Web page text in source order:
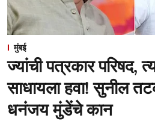
मुंबई
ज्यांची पत्रकार परिषद,
साधायला हवा! सुनील
धनंजय मुंडेंचे कान